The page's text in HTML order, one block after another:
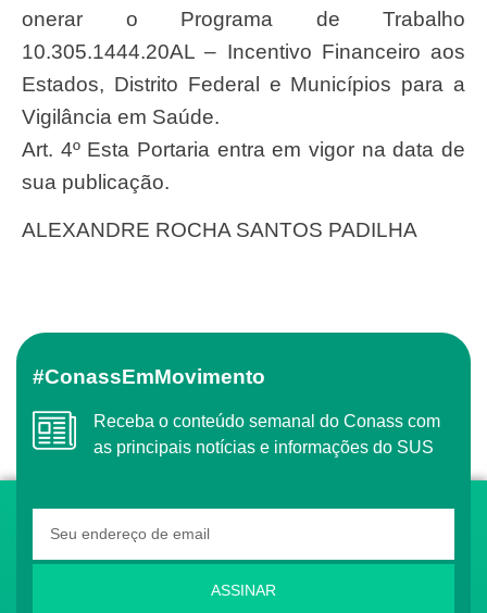
onerar o Programa de Trabalho
10.305.1444.20AL – Incentivo Financeiro aos
Estados, Distrito Federal e Municípios para a
Vigilância em Saúde.
Art. 4º Esta Portaria entra em vigor na data de
sua publicação.
ALEXANDRE ROCHA SANTOS PADILHA
#ConassEmMovimento
Receba o conteúdo semanal do Conass com
as principais notícias e informações do SUS
ASSINAR